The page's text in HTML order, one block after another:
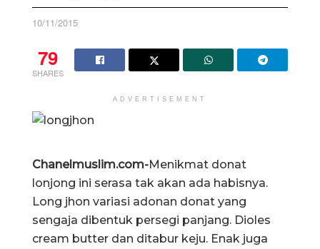
10/11/2015
79
SHARES
ADVERTISEMENT
Chanelmuslim.com-Menikmat donat
lonjong ini serasa tak akan ada habisnya.
Long jhon variasi adonan donat yang
sengaja dibentuk persegi panjang. Dioles
cream butter dan ditabur keju. Enak juga